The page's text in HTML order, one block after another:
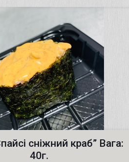
сніжний краб” Вага:
40г.